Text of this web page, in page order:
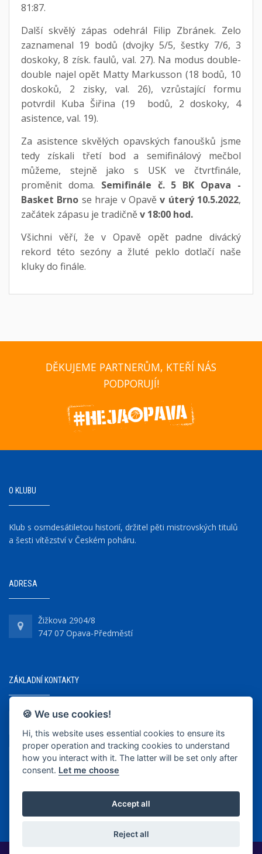
81:87.
Další skvělý zápas odehrál Filip Zbránek. Zelo
zaznamenal 19 bodů (dvojky 5/5, šestky 7/6, 3
doskoky, 8 získ. faulů, val. 27). Na modus double-
double najel opět Matty Markusson (18 bodů, 10
doskoků, 2 zisky, val. 26), vzrůstající formu
potvrdil Kuba Šiřina (19 bodů, 2 doskoky, 4
asistence, val. 19).
Za asistence skvělých opavských fanoušků jsme
tedy získali třetí bod a semifinálový mečbol
můžeme, stejně jako s USK ve čtvrtfinále,
proměnit doma. Semifinále č. 5 BK Opava -
Basket Brno se hraje v Opavěv úterý 10.5.2022,
začátek zápasu je tradičněv 18:00 hod.
Všichni věří, že v Opavě opět padne divácký
rekord této sezóny a žluté peklo dotlačí naše
kluky do finále.
DĚKUJEME PARTNERŮM, KTEŘÍ NÁS
PODPORUJÍ!
O KLUBU
Klub s osmdesátiletou historií, držitel pěti mistrovských titulů
a šesti vítězství v Českém poháru.
ADRESA
Žižkova 2904/8
747 07 Opava-Předměstí
ZÁKLADNÍ KONTAKTY
+420 737 218 679
info@bkopava.cz
www.bkopava.cz
🍪 We use cookies!
Hi, this website uses essential cookies to ensure its
proper operation and tracking cookies to understand
how you interact with it. The latter will be set only after
consent. Let me choose
Accept all
Reject all